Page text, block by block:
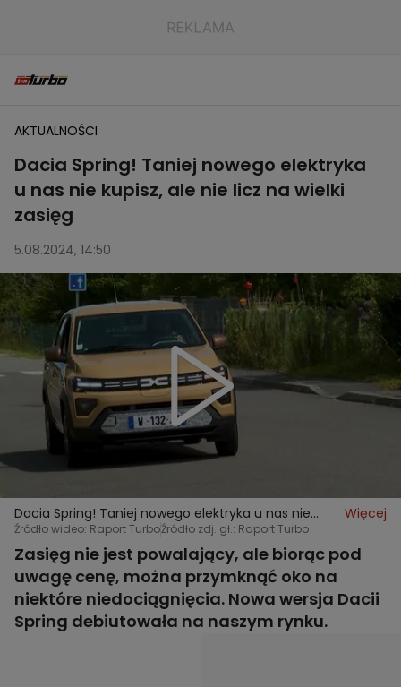
AKTUALNOŚCI
Dacia Spring! Taniej nowego elektryka
u nas nie kupisz, ale nie licz na wielki
zasięg
5.08.2024, 14:50
Dacia Spring! Taniej nowego elektryka u nas nie
kupisz, ale nie licz na wielki zasięg
Więcej
Źródło wideo: Raport TurboŹródło zdj. gł.: Raport Turbo
Zasięg nie jest powalający, ale biorąc pod
uwagę cenę, można przymknąć oko na
niektóre niedociągnięcia. Nowa wersja Dacii
Spring debiutowała na naszym rynku.